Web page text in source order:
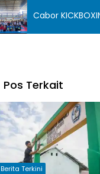
Cabor
Pos Terkait
Berita Terkini